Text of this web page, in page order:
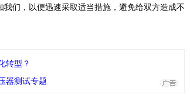
们，以便迅速采取适当措施，避免给双方造成不
转型？
器测试专题